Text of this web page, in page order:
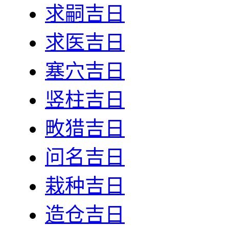
求嗣吉日
求医吉日
塞穴吉日
竖柱吉日
畋猎吉日
问名吉日
栽种吉日
造仓吉日